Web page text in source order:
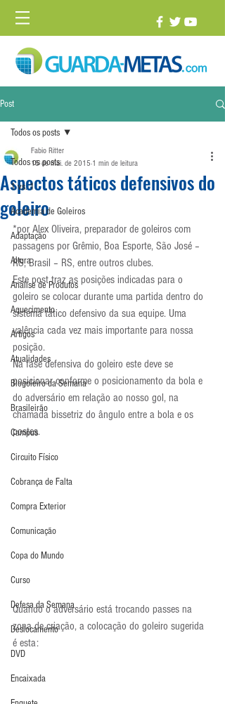
Post
Todos os posts
1 vs. 1
Academia de Goleiros
Adaptação
Altura
Análise de Produtos
Aquecimento
Artigos
Atualidades
Blogoleiro da Semana
Brasileirão
Campus
Circuito Físico
Cobrança de Falta
Compra Exterior
Comunicação
Copa do Mundo
Curso
Defesa da Semana
Deslocamento
DVD
Encaixada
Todos os posts
Aspectos táticos defensivos do
goleiro
Fabio Ritter
15 de mai. de 2015 1 min de leitura
*por Alex Oliveira, preparador de goleiros com
passagens por Grêmio, Boa Esporte, São José –
RS, Brasil – RS, entre outros clubes.
Este post traz as posições indicadas para o
goleiro se colocar durante uma partida dentro do
sistema tático defensivo da sua equipe. Uma
valência cada vez mais importante para nossa
posição.
Na fase defensiva do goleiro este deve se
posicionar conforme o posicionamento da bola e
do adversário em relação ao nosso gol, na
chamada bissetriz do ângulo entre a bola e os
postes.
Quando o adversário está trocando passes na
zona de criação, a colocação do goleiro sugerida
é esta: